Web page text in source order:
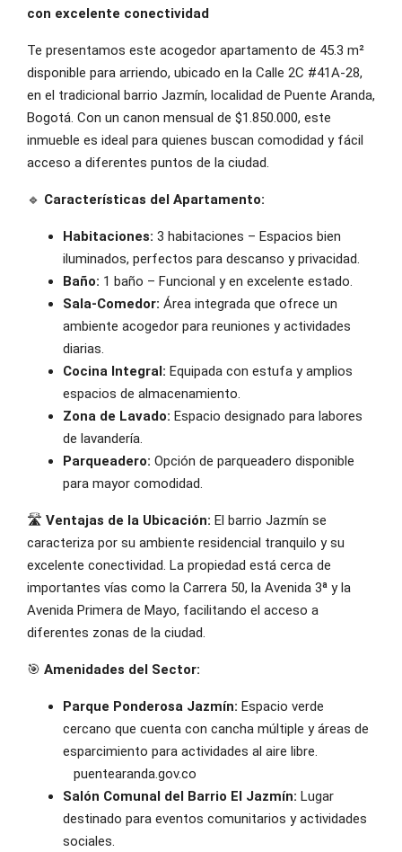
con excelente conectividad
Te presentamos este acogedor apartamento de 45.3 m²
disponible para arriendo, ubicado en la Calle 2C #41A-28,
en el tradicional barrio Jazmín, localidad de Puente Aranda,
Bogotá. Con un canon mensual de $1.850.000, este
inmueble es ideal para quienes buscan comodidad y fácil
acceso a diferentes puntos de la ciudad.
🔹 Características del Apartamento:
Habitaciones: 3 habitaciones – Espacios bien
iluminados, perfectos para descanso y privacidad.
Baño: 1 baño – Funcional y en excelente estado.
Sala-Comedor: Área integrada que ofrece un
ambiente acogedor para reuniones y actividades
diarias.
Cocina Integral: Equipada con estufa y amplios
espacios de almacenamiento.
Zona de Lavado: Espacio designado para labores
de lavandería.
Parqueadero: Opción de parqueadero disponible
para mayor comodidad.
🛣️ Ventajas de la Ubicación: El barrio Jazmín se
caracteriza por su ambiente residencial tranquilo y su
excelente conectividad. La propiedad está cerca de
importantes vías como la Carrera 50, la Avenida 3ª y la
Avenida Primera de Mayo, facilitando el acceso a
diferentes zonas de la ciudad.
🎯 Amenidades del Sector:
Parque Ponderosa Jazmín: Espacio verde
cercano que cuenta con cancha múltiple y áreas de
esparcimiento para actividades al aire libre.
puentearanda.gov.co
Salón Comunal del Barrio El Jazmín: Lugar
destinado para eventos comunitarios y actividades
sociales.